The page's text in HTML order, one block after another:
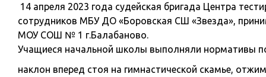
14 апреля 2023 года судейская бригада Центра
сотрудников МБУ ДО «Боровская СШ «Звезда»,
МОУ СОШ № 1 г.Балабаново.
Учащиеся начальной школы выполняли нормативы
наклон вперед стоя на гимнастической скамье,